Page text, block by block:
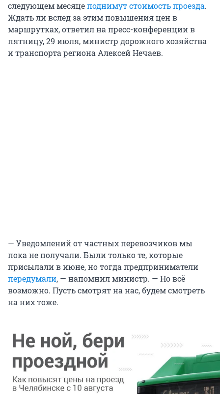
следующем месяцеподнимут стоимость проезда.
Ждать ли вслед за этим повышения цен в
маршрутках, ответил на пресс-конференции в
пятницу, 29 июля, министр дорожного хозяйства
и транспорта региона Алексей Нечаев.
— Уведомлений от частных перевозчиков мы
пока не получали. Были только те, которые
присылали в июне, но тогда предприниматели
передумали, — напомнил министр. — Но всё
возможно. Пусть смотрят на нас, будем смотреть
на них тоже.